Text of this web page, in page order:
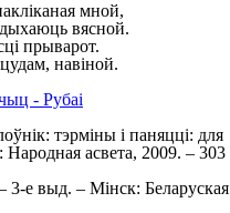
мной,
дыхаюць вясной.
прыварот.
навіной.
- Рубаі
тэрміны i паняцці: для
асвета, 2009. – 303
е выд. – Мінск: Беларуская